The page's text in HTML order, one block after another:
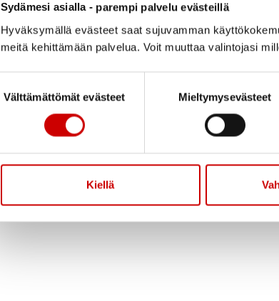
Sydämesi asialla - parempi palvelu evästeillä
Hyväksymällä evästeet saat sujuvamman
meitä kehittämään palvelua. Voit muuttaa valintojasi
Välttämättömät evästeet
Mieltymysevästeet
Kiellä
Etelä-Karjalan Sydänalueen ja Etelä-